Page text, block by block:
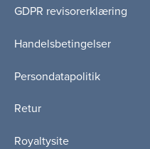
GDPR revisorerklæring
Handelsbetingelser
Persondatapolitik
Retur
Royaltysite